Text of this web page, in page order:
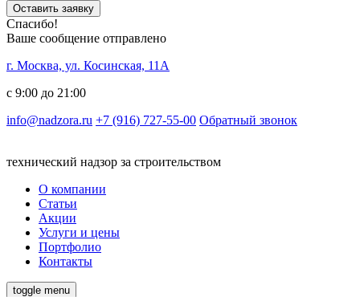
Оставить заявку
Спасибо!
Ваше сообщение отправлено
г. Москва, ул. Косинская, 11А
с 9:00 до 21:00
info@nadzora.ru +7 (916) 727-55-00 Обратный звонок
технический надзор за строительством
О компании
Статьи
Акции
Услуги и цены
Портфолио
Контакты
toggle menu